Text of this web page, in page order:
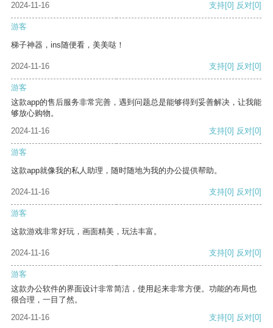
2024-11-16
支持[0] 反对[0]
游客
梯子神器，ins随便看，美美哒！
2024-11-16 支持[0] 反对[0]
游客
这款app的售后服务非常完善，遇到问题总是能够得到妥善解决，让我能
够放心购物。
2024-11-16
支持[0] 反对[0]
游客
这款app就像我的私人助理，随时随地为我的办公提供帮助。
2024-11-16 支持[0] 反对[0]
游客
这款游戏非常好玩，画面精美，玩法丰富。
2024-11-16 支持[0] 反对[0]
游客
这款办公软件的界面设计非常简洁，使用起来非常方便。功能的布局也
很合理，一目了然。
2024-11-16
支持[0] 反对[0]